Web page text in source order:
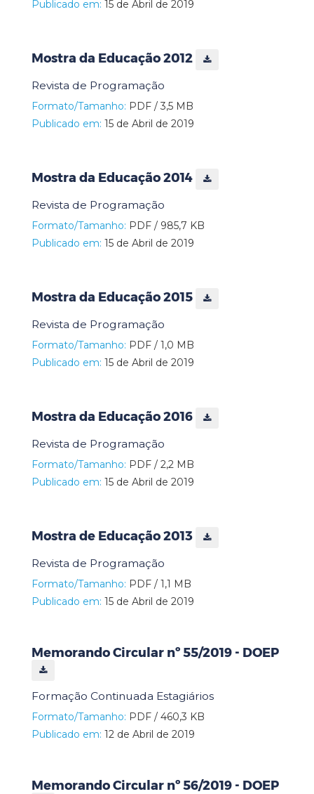
Publicado em: 15 de Abril de 2019
Mostra da Educação 2012
Revista de Programação
Formato/Tamanho: PDF / 3,5 MB
Publicado em: 15 de Abril de 2019
Mostra da Educação 2014
Revista de Programação
Formato/Tamanho: PDF / 985,7 KB
Publicado em: 15 de Abril de 2019
Mostra da Educação 2015
Revista de Programação
Formato/Tamanho: PDF / 1,0 MB
Publicado em: 15 de Abril de 2019
Mostra da Educação 2016
Revista de Programação
Formato/Tamanho: PDF / 2,2 MB
Publicado em: 15 de Abril de 2019
Mostra de Educação 2013
Revista de Programação
Formato/Tamanho: PDF / 1,1 MB
Publicado em: 15 de Abril de 2019
Memorando Circular nº 55/2019 - DOEP
Formação Continuada Estagiários
Formato/Tamanho: PDF / 460,3 KB
Publicado em: 12 de Abril de 2019
Memorando Circular nº 56/2019 - DOEP